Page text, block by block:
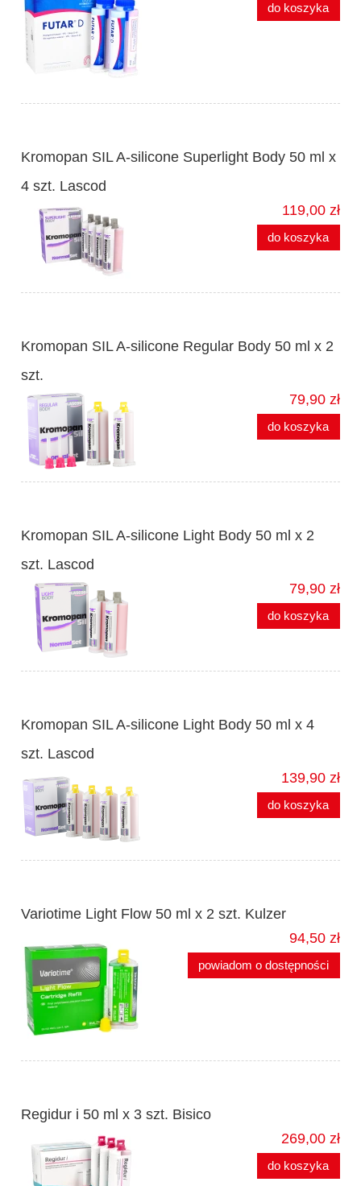
do koszyka
Kromopan SIL A-silicone Superlight Body 50 ml x
4 szt. Lascod
119,00 zł
do koszyka
Kromopan SIL A-silicone Regular Body 50 ml x 2
szt.
79,90 zł
do koszyka
Kromopan SIL A-silicone Light Body 50 ml x 2
szt. Lascod
79,90 zł
do koszyka
Kromopan SIL A-silicone Light Body 50 ml x 4
szt. Lascod
139,90 zł
do koszyka
Variotime Light Flow 50 ml x 2 szt. Kulzer
94,50 zł
powiadom o dostępności
Regidur i 50 ml x 3 szt. Bisico
269,00 zł
do koszyka